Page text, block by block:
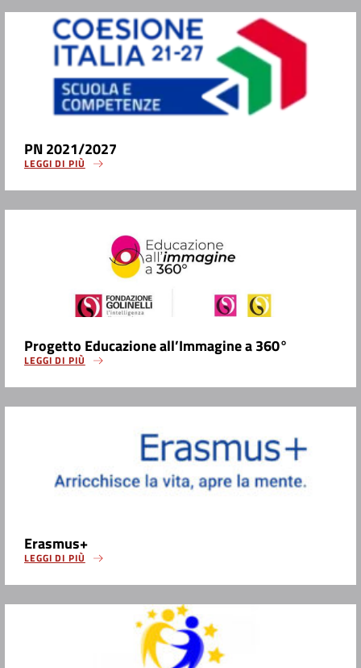
PN 2021/2027
LEGGI DI PIÙ
Progetto Educazione all’Immagine a 360°
LEGGI DI PIÙ
Erasmus+
LEGGI DI PIÙ